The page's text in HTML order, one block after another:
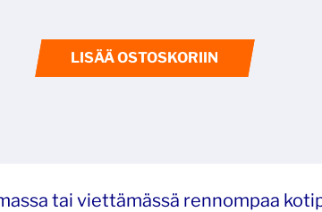
LISÄÄ OSTOSKORIIN
tai viettämässä rennompaa